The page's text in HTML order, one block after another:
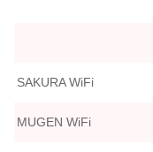
SAKURA WiFi
MUGEN WiFi